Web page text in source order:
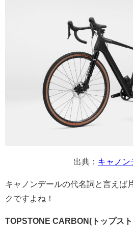
出典： キャノン
キャノンデールの代名詞と言えば
クですよね！
TOPSTONE CARBON(トップス